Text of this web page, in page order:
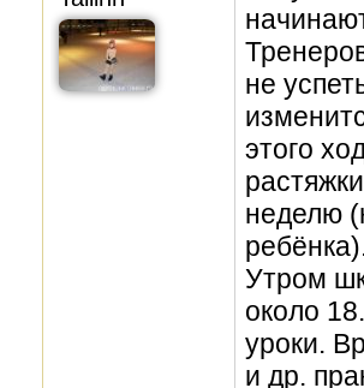
не
этого
неделю
Утром
около
уроки.
и др.